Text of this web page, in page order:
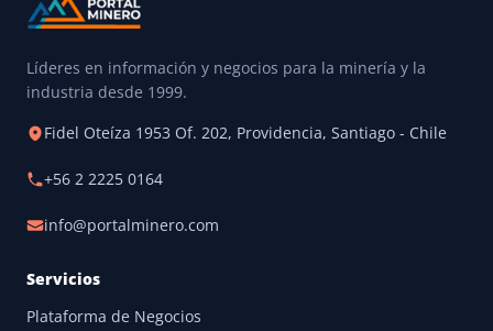
Líderes en información y negocios para la minería y la
industria desde 1999.
Fidel Oteíza 1953 Of. 202, Providencia, Santiago - Chile
+56 2 2225 0164
info@portalminero.com
Servicios
Plataforma de Negocios